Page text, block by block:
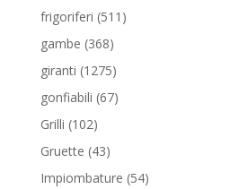
prodotti
frigoriferi 511 511
gambe 368368
prodotti
giranti 12751275
prodotti
gonfiabili 6767
Grilli 102102
prodotti
Gruette 4343
prodotti
Impiombature 5454